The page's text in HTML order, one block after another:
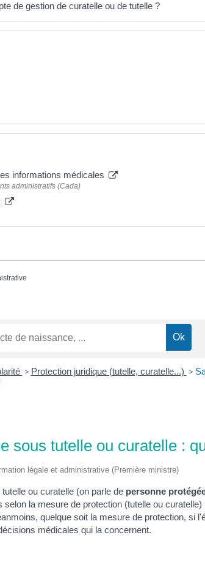
de gestion de curatelle ou de tutelle ?
informations médicales
administratifs (Cada)
> Protection juridique (tutelle, curatelle...) >
sous tutelle ou curatelle :
légale et administrative (Première ministre)
ou curatelle (on parle de personne
la mesure de protection (tutelle ou
quelque soit la mesure de protection, si
médicales qui la concernent.